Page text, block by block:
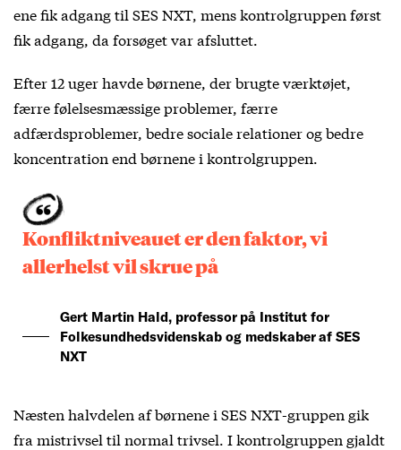
ene fik adgang til SES NXT, mens kontrolgruppen først
fik adgang, da forsøget var afsluttet.
Efter 12 uger havde børnene, der brugte værktøjet,
færre følelsesmæssige problemer, færre
adfærdsproblemer, bedre sociale relationer og bedre
koncentration end børnene i kontrolgruppen.
Konfliktniveauet er den faktor, vi
allerhelst vil skrue på
Gert Martin Hald, professor på Institut for
Folkesundhedsvidenskab og medskaber af SES
NXT
Næsten halvdelen af børnene i SES NXT-gruppen gik
fra mistrivsel til normal trivsel. I kontrolgruppen gjaldt